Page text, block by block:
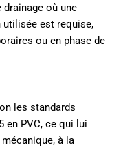
drainage où une
utilisée est requise,
ou en phase de
les standards
en PVC, ce qui lui
à la